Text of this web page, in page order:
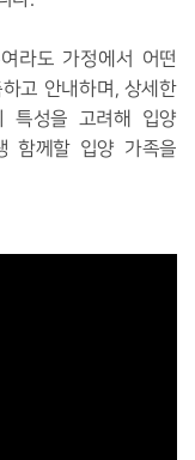
라도 가정에서 어떤
고 안내하며, 상세한
특성을 고려해 입양
함께할 입양 가족을